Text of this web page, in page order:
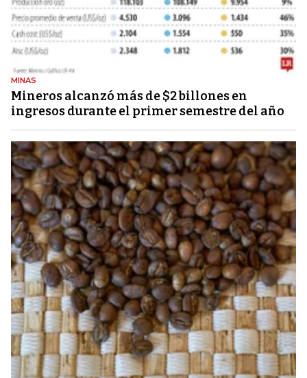
MINAS
Mineros alcanzó más de $2 billones en
ingresos durante el primer semestre del año